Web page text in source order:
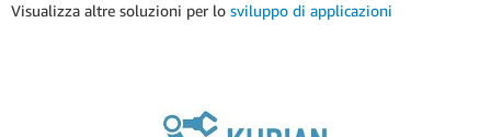
Visualizza altre soluzioni per lo sviluppo di applicazioni